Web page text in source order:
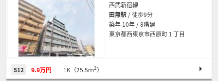
西武新宿線
田無駅 / 徒歩9分
築年 10年 / 8階建
東京都西東京市西原町１丁目
512 9.9万円 1K（25.5ｍ2）